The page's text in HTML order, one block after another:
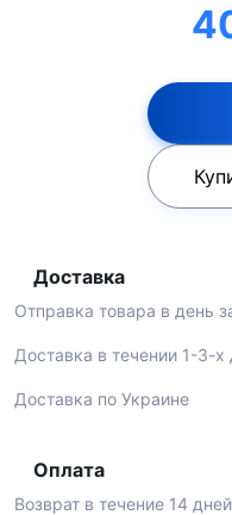
Доставка
Отправка товара в день
Доставка в течении 1-3-х
Доставка по Украине
Оплата
Возврат в течение 14 дней